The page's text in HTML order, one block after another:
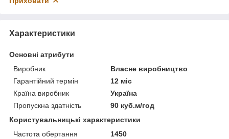
Характеристики
Основні атрибути
Виробник
Власне виробництво
Гарантійний термін
12 міс
Країна виробник
Україна
Пропускна здатність
90 куб.м/год
Користувальницькі характеристики
Частота обертання
1450